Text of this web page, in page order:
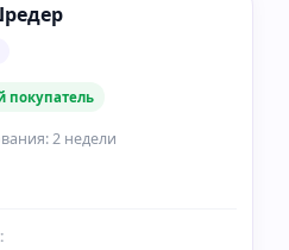
покупатель
2 недели